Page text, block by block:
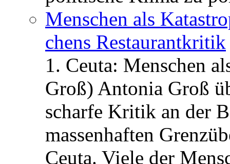
Menschen als
chens Restau­rant­kritik
1. Ceuta: Menschen
Groß) Antonia Groß
scharfe Kritik an der
massenhaften
Ceuta. Viele der